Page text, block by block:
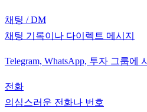
채팅 / DM
채팅 기록이나 다이렉트 메시지
Telegram, WhatsApp, 투자 그룹에
전화
의심스러운 전화나 번호